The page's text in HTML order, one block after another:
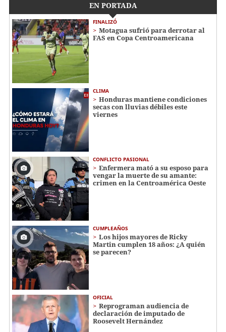
EN PORTADA
FINALIZÓ
Motagua sufrió para derrotar al
FAS en Copa Centroamericana
CLIMA
Honduras mantiene condiciones
secas con lluvias débiles este
viernes
CONFLICTO PASIONAL
Enfermera mató a su esposo para
vengar la muerte de su amante:
crimen en la Centroamérica Oeste
CUMPLEAÑOS
Los hijos mayores de Ricky
Martin cumplen 18 años: ¿A quién
se parecen?
OFICIAL
Reprograman audiencia de
declaración de imputado de
Roosevelt Hernández